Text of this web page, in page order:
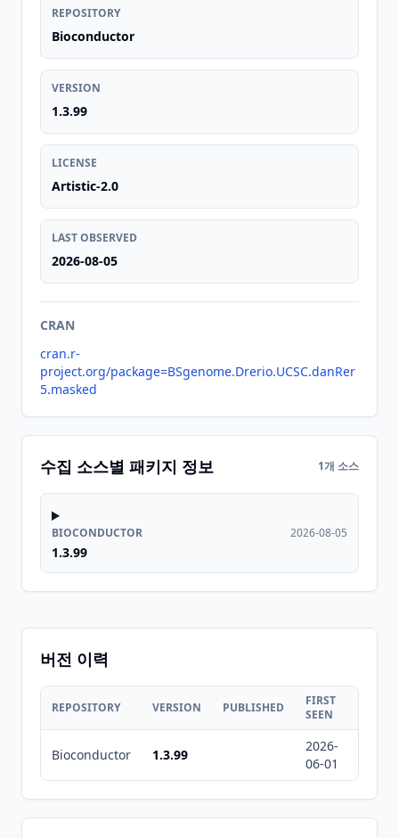
REPOSITORY
Bioconductor
VERSION
1.3.99
LICENSE
Artistic-2.0
LAST OBSERVED
2026-08-05
CRAN
cran.r-
project.org/package=BSgenome.Drerio.UCSC.danRer
5.masked
수집 소스별 패키지 정보 1개 소스
BIOCONDUCTOR
1.3.99
2026-08-05
버전 이력
REPOSITORY VERSION PUBLISHED
FIRST
SEEN
Bioconductor 1.3.99
2026-
06-01